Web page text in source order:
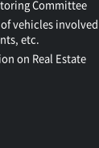
Committee
vehicles involved
etc.
on Real Estate